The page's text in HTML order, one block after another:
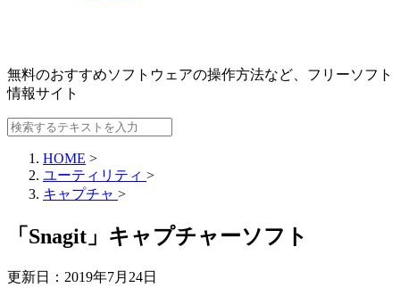
無料のおすすめソフトウェアの操作方法など、 フリーソフト
情報サイト
HOME >
ユーティリティ >
キャプチャ >
「Snagit」キャプチャーソフト
更新日： 2019年7月24日